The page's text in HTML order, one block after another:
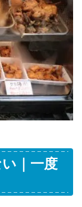
｜一度